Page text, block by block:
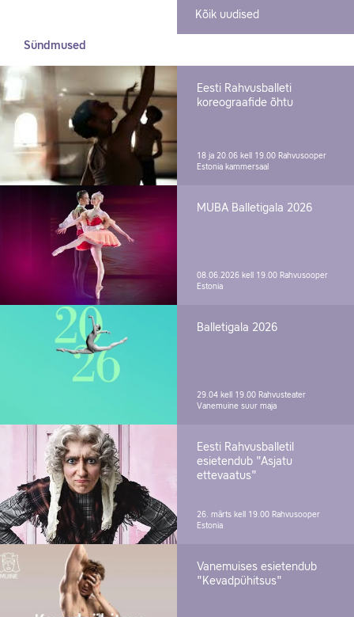
Kõik uudised
Sündmused
Eesti Rahvusballeti
koreograafide õhtu
18 ja 20.06 kell 19.00 Rahvusooper
Estonia kammersaal
MUBA Balletigala 2026
08.06.2026 kell 19.00 Rahvusooper
Estonia
Balletigala 2026
29.04 kell 19.00 Rahvusteater
Vanemuine suur maja
Eesti Rahvusballetil
esietendub "Asjatu
ettevaatus"
26. märts kell 19.00 Rahvusooper
Estonia
Vanemuises esietendub
"Kevadpühitsus"